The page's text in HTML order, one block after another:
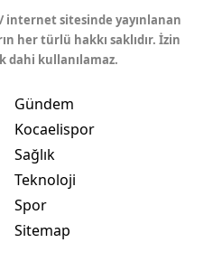
sitesinde yayınlanan
her türlü hakkı saklıdır. İzin
dahi kullanılamaz.
Gündem
Kocaelispor
Sağlık
Teknoloji
Spor
Sitemap